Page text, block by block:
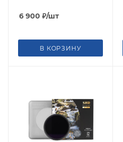
6 900 ₽/шт
В КОРЗИНУ